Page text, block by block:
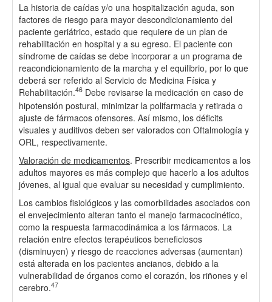
La historia de caídas y/o una hospitalización aguda, son
factores de riesgo para mayor descondicionamiento del
paciente geriátrico, estado que requiere de un plan de
rehabilitación en hospital y a su egreso. El paciente con
síndrome de caídas se debe incorporar a un programa de
reacondicionamiento de la marcha y el equilibrio, por lo que
deberá ser referido al Servicio de Medicina Física y
Rehabilitación.46 Debe revisarse la medicación en caso de
hipotensión postural, minimizar la polifarmacia y retirada o
ajuste de fármacos ofensores. Así mismo, los déficits
visuales y auditivos deben ser valorados con Oftalmología y
ORL, respectivamente.
Valoración de medicamentos. Prescribir medicamentos a los
adultos mayores es más complejo que hacerlo a los adultos
jóvenes, al igual que evaluar su necesidad y cumplimiento.
Los cambios fisiológicos y las comorbilidades asociados con
el envejecimiento alteran tanto el manejo farmacocinético,
como la respuesta farmacodinámica a los fármacos. La
relación entre efectos terapéuticos beneficiosos
(disminuyen) y riesgo de reacciones adversas (aumentan)
está alterada en los pacientes ancianos, debido a la
vulnerabilidad de órganos como el corazón, los riñones y el
cerebro.47